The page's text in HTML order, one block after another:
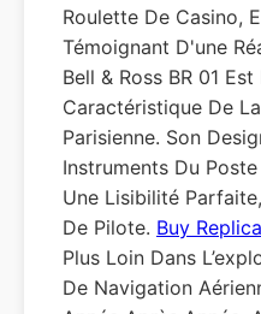
Roulette De Casino,
Témoignant D'une
Bell & Ross BR 01
Caractéristique De
Parisienne. Son
Instruments Du
Une Lisibilité
De Pilote. Buy
Plus Loin Dans
De Navigation